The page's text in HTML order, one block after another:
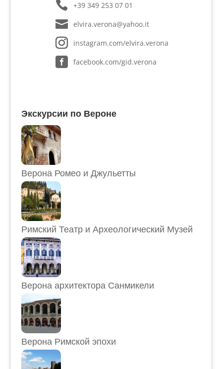
+39 349 253 07 01
elvira.verona@yahoo.it
instagram.com/elvira.verona
facebook.com/gid.verona
Экскурсии по Вероне
Верона Ромео и Джульетты
Римский Театр и Археологический Музей
Верона архитектора Санмикели
Верона Римской эпохи